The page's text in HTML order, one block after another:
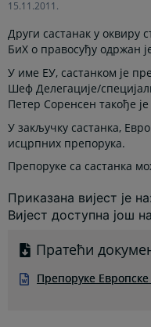
15.11.2011.
Други састанак у оквиру
БиХ о правосуђу одржан
У име ЕУ, састанком је
Шеф Делегације/
Петер Соренсен такође
У закључку састанка,
исцрпних препорука.
Препоруке са састанка
Приказана вијест је на:
Вијест доступна још на
Пратећи
Препоруке Европске